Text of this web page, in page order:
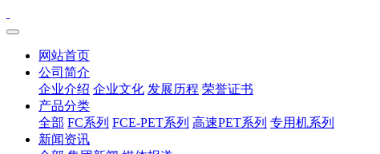
网站首页
公司简介
企业介绍 企业文化 发展历程 荣誉证书
产品分类
全部 FC系列 FCE-PET系列 高速PET系列 专用机系列
新闻资讯